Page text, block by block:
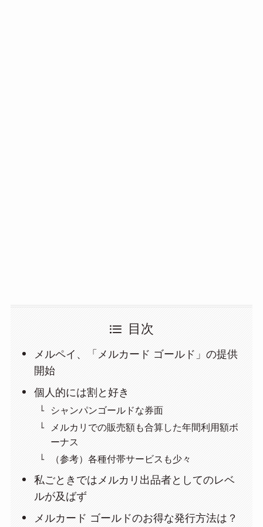
目次
メルペイ、「メルカード ゴールド」の提供
開始
個人的には割と好き
シャンパンゴールドな券面
メルカリでの販売額も合算した年間利用額ボ
ーナス
（参考）各種付帯サービスも少々
私ごときではメルカリ出品者としてのレベ
ルが及ばず
メルカード ゴールドのお得な発行方法は？